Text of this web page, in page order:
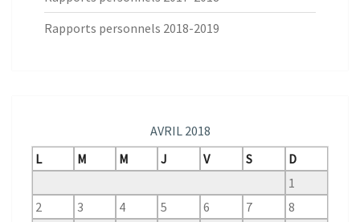
Rapports personnels 2018-2019
AVRIL 2018
L
M M J V S
D
1
2
3 4 5 6 7 8